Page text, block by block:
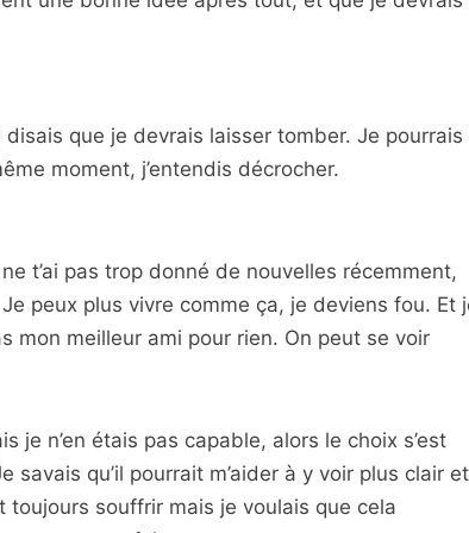
que je devrais laisser tomber. Je pourrais
moment, j’entendis décrocher.
t’ai pas trop donné de nouvelles récemment,
peux plus vivre comme ça, je deviens fou. Et
mon meilleur ami pour rien. On peut se voir
je n’en étais pas capable, alors le choix s’est
qu’il pourrait m’aider à y voir plus clair et
souffrir mais je voulais que cela